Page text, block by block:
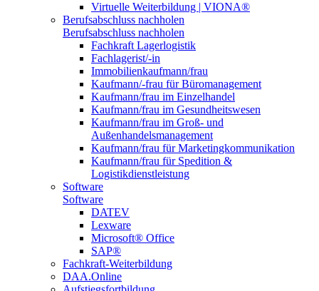
Virtuelle Weiterbildung | VIONA®
Berufsabschluss nachholen
Berufsabschluss nachholen
Fachkraft Lagerlogistik
Fachlagerist/-in
Immobilienkaufmann/frau
Kaufmann/-frau für Büromanagement
Kaufmann/frau im Einzelhandel
Kaufmann/frau im Gesundheitswesen
Kaufmann/frau im Groß- und
Außenhandelsmanagement
Kaufmann/frau für Marketingkommunikation
Kaufmann/frau für Spedition &
Logistikdienstleistung
Software
Software
DATEV
Lexware
Microsoft® Office
SAP®
Fachkraft-Weiterbildung
DAA.Online